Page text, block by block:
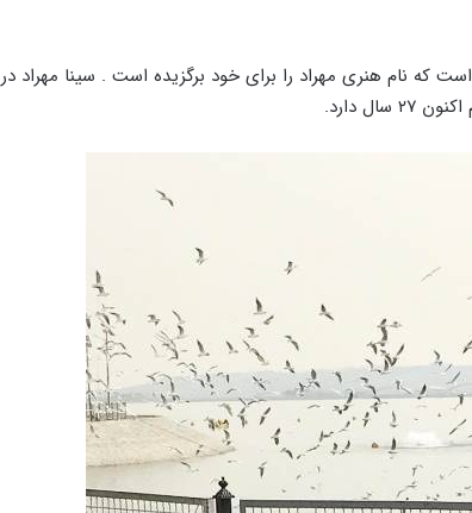
که نام هنری مهراد را برای خود برگزیده است . سینا مهراد در